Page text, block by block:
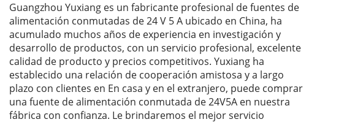
Guangzhou Yuxiang es un fabricante profesional de fuentes de
alimentación conmutadas de 24 V 5 A ubicado en China, ha
acumulado muchos años de experiencia en investigación y
desarrollo de productos, con un servicio profesional, excelente
calidad de producto y precios competitivos. Yuxiang ha
establecido una relación de cooperación amistosa y a largo
plazo con clientes en En casa y en el extranjero, puede comprar
una fuente de alimentación conmutada de 24V5A en nuestra
fábrica con confianza. Le brindaremos el mejor servicio